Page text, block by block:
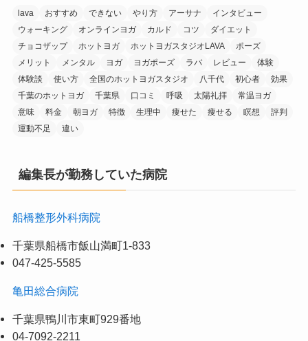
lava おすすめ できない やり方 アーサナ
インタビュー
ウォーキング
オンラインヨガ カルド コツ
ダイエット
チョコザップ
ホットヨガ ホットヨガスタジオLAVA
ポーズ
メリット
メンタル ヨガ ヨガポーズ ラバ レビュー
体験
体験談
使い方 全国のホットヨガスタジオ 八千代 初心者
効果
千葉のホットヨガ
千葉県 口コミ 呼吸 太陽礼拝
常温ヨガ
意味
料金 朝ヨガ 特徴 生理中 痩せた 痩せる 瞑想
評判
運動不足
違い
編集長が勤務していた病院
船橋整形外科病院
千葉県船橋市飯山満町1-833
047-425-5585
亀田総合病院
千葉県鴨川市東町929番地
04-7092-2211